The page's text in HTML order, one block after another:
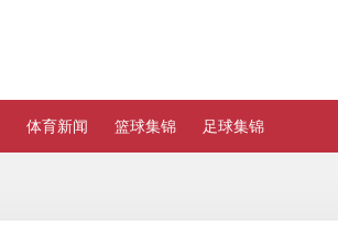
体育新闻 篮球集锦 足球集锦